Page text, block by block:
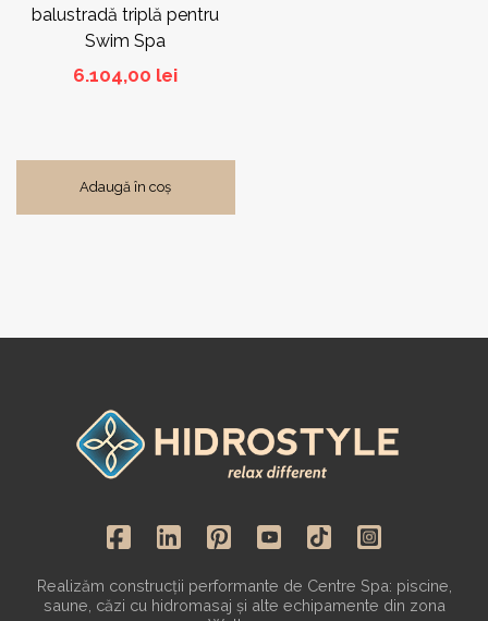
balustradă triplă pentru
Swim Spa
6.104,00 lei
Adaugă în coș
Realizăm construcții performante de Centre Spa: piscine,
saune, căzi cu hidromasaj și alte echipamente din zona